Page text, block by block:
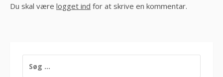
Du skal være logget ind for at skrive en kommentar.
EFTER: